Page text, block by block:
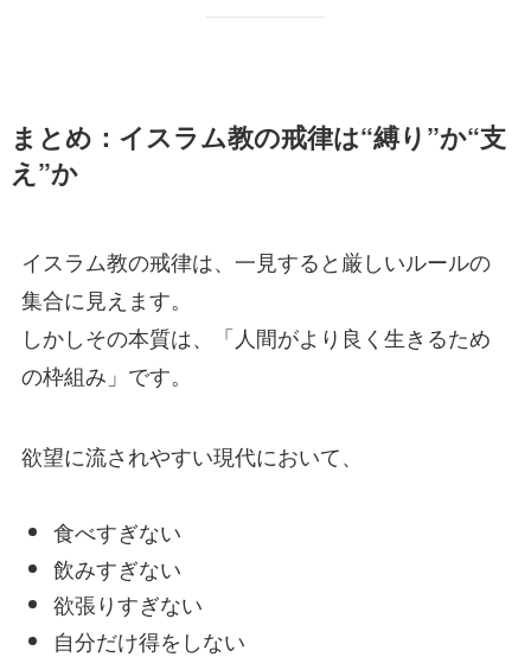
まとめ：イスラム教の戒律は“縛り”か“支
え”か
イスラム教の戒律は、一見すると厳しいルールの
集合に見えます。
しかしその本質は、「人間がより良く生きるため
の枠組み」です。
欲望に流されやすい現代において、
食べすぎない
飲みすぎない
欲張りすぎない
自分だけ得をしない